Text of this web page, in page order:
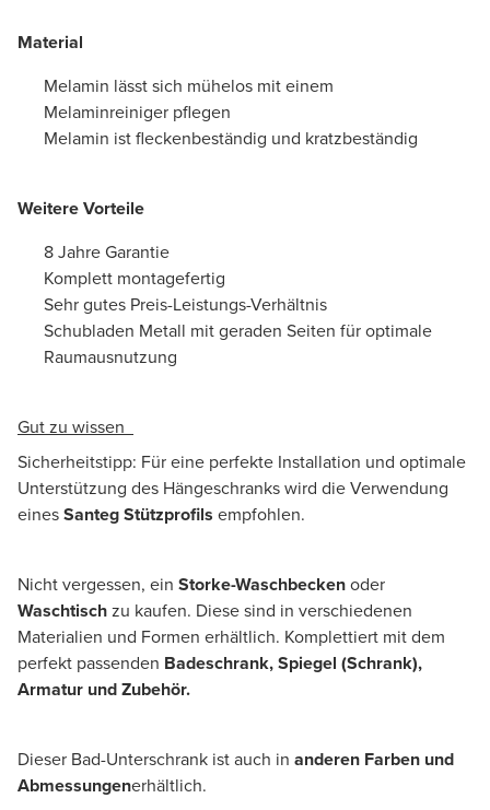
Material
Melamin lässt sich mühelos mit einem
Melaminreiniger pflegen
Melamin ist fleckenbeständig und kratzbeständig
Weitere Vorteile
8 Jahre Garantie
Komplett montagefertig
Sehr gutes Preis-Leistungs-Verhältnis
Schubladen Metall mit geraden Seiten für optimale
Raumausnutzung
Gut zu wissen
Sicherheitstipp: Für eine perfekte Installation und optimale
Unterstützung des Hängeschranks wird die Verwendung
einesSanteg Stützprofils empfohlen.
Nicht vergessen, ein Storke-Waschbeckenoder
Waschtischzu kaufen. Diese sind in verschiedenen
Materialien und Formen erhältlich. Komplettiert mit dem
perfekt passenden Badeschrank, Spiegel (Schrank),
Armatur und Zubehör.
Dieser Bad-Unterschrank ist auch in anderen Farben und
Abmessungenerhältlich.